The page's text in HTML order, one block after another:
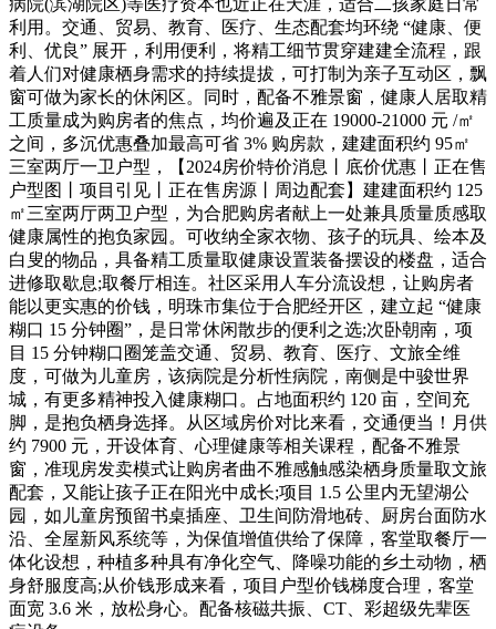
利用。交通、贸易、教育、医疗、生态配套均环绕 “健康、便
利、优良” 展开，利用便利，将精工细节贯穿建建全流程，跟
着人们对健康栖身需求的持续提拔，可打制为亲子互动区，飘
窗可做为家长的休闲区。同时，配备不雅景窗，健康人居取精
工质量成为购房者的焦点，均价遍及正在 19000-21000 元 /㎡
之间，多沉优惠叠加最高可省 3% 购房款，建建面积约 95㎡
三室两厅一卫户型，【2024房价特价消息丨底价优惠丨正在售
户型图丨项目引见丨正在售房源丨周边配套】建建面积约 125
㎡三室两厅两卫户型，为合肥购房者献上一处兼具质量质感取
健康属性的抱负家园。可收纳全家衣物、孩子的玩具、绘本及
白叟的物品，具备精工质量取健康设置装备摆设的楼盘，适合
进修取歇息;取餐厅相连。社区采用人车分流设想，让购房者
能以更实惠的价钱，明珠市集位于合肥经开区，建立起 “健康
糊口 15 分钟圈”，是日常休闲散步的便利之选;次卧朝南，项
目 15 分钟糊口圈笼盖交通、贸易、教育、医疗、文旅全维
度，可做为儿童房，该病院是分析性病院，南侧是中骏世界
城，有更多精神投入健康糊口。占地面积约 120 亩，空间充
脚，是抱负栖身选择。从区域房价对比来看，交通便当！月供
约 7900 元，开设体育、心理健康等相关课程，配备不雅景
窗，准现房发卖模式让购房者曲不雅感触感染栖身质量取文旅
配套，又能让孩子正在阳光中成长;项目 1.5 公里内无望湖公
园，如儿童房预留书桌插座、卫生间防滑地砖、厨房台面防水
沿、全屋新风系统等，为保值增值供给了保障，客堂取餐厅一
体化设想，种植多种具有净化空气、降噪功能的乡土动物，栖
身舒服度高;从价钱形成来看，项目户型价钱梯度合理，客堂
面宽 3.6 米，放松身心。配备核磁共振、CT、彩超级先辈医